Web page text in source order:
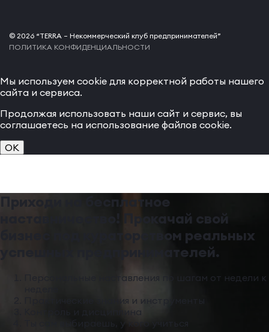
© 2026 “TERRA – Некоммерческий клуб предпринимателей”
ПОЛИТИКА КОНФИДЕНЦИАЛЬНОСТИ
Мы используем cookie для корректной работы нашего
сайта и сервиса.
Продолжая использовать наши сайт и сервис, вы
соглашаетесь на использование файлов cookie.
OK
Приходи на бесплатное
наставничество! Прокачай свой
бизнес под кураторством реальных
успешных предпринимателей.
Персональные наставления по шагам от недели к
Практические знания и инструменты
Контроль и дисциплина
Ты сам выбираешь, у кого учиться